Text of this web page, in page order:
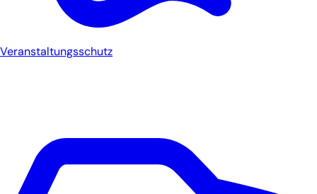
Veranstaltungsschutz